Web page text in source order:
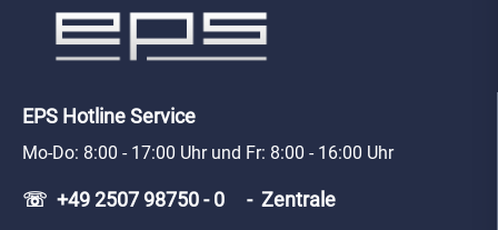
EPS Hotline Service
Mo-Do: 8:00 - 17:00 Uhr und Fr: 8:00 - 16:00 Uhr
☏ +49 2507 98750 - 0 - Zentrale